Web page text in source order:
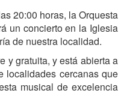
20:00 horas, la Orquesta
un concierto en la Iglesia
de nuestra localidad.
y gratuita, y está abierta a
localidades cercanas que
musical de excelencia